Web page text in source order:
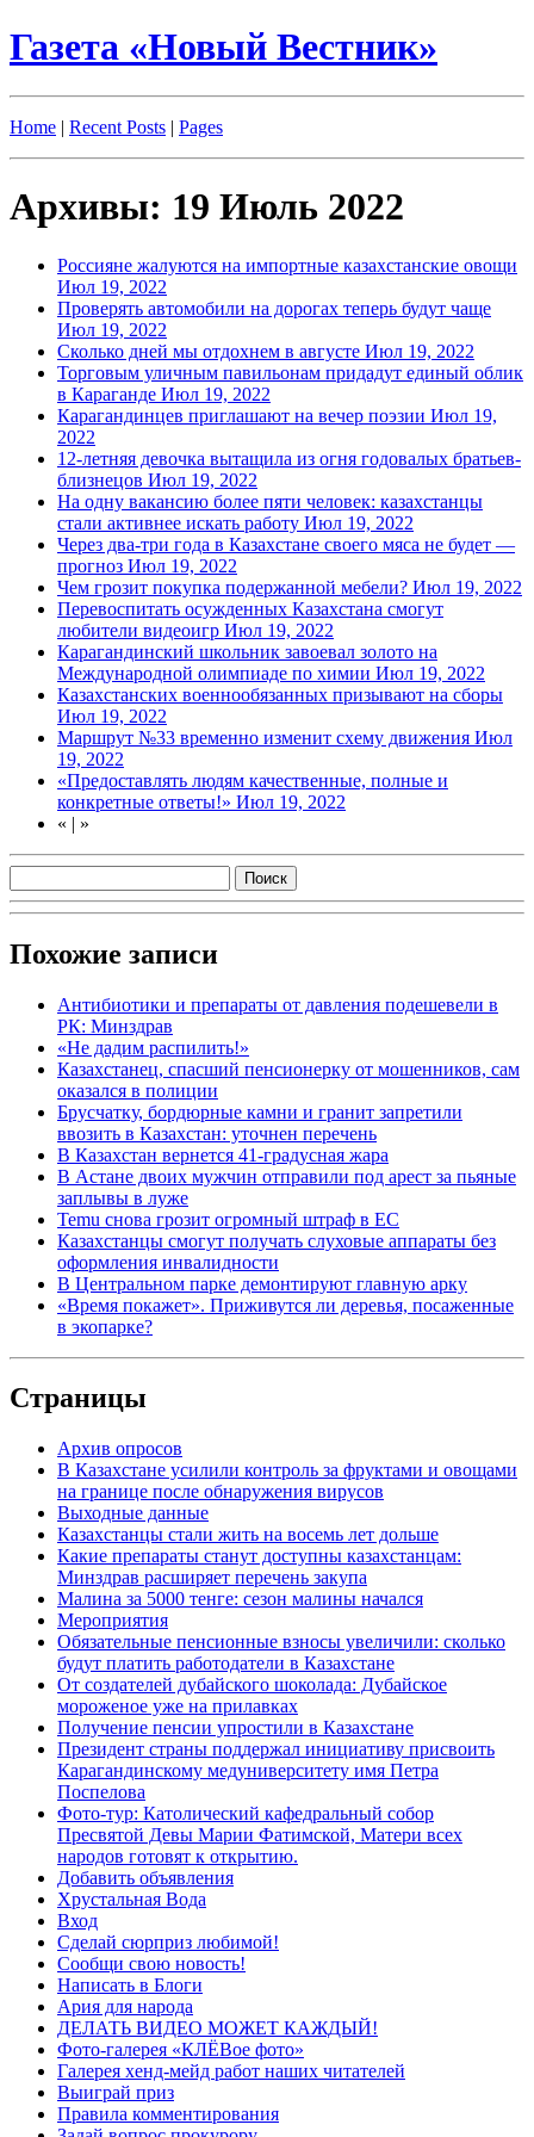
Газета «Новый Вестник»
Home | Recent Posts | Pages
Архивы: 19 Июль 2022
Россияне жалуются на импортные казахстанские овощи
Июл 19, 2022
Проверять автомобили на дорогах теперь будут чаще
Июл 19, 2022
Сколько дней мы отдохнем в августе Июл 19, 2022
Торговым уличным павильонам придадут единый облик
в Караганде Июл 19, 2022
Карагандинцев приглашают на вечер поэзии Июл 19,
2022
12-летняя девочка вытащила из огня годовалых братьев-
близнецов Июл 19, 2022
На одну вакансию более пяти человек: казахстанцы
стали активнее искать работу Июл 19, 2022
Через два-три года в Казахстане своего мяса не будет —
прогноз Июл 19, 2022
Чем грозит покупка подержанной мебели? Июл 19, 2022
Перевоспитать осужденных Казахстана смогут
любители видеоигр Июл 19, 2022
Карагандинский школьник завоевал золото на
Международной олимпиаде по химии Июл 19, 2022
Казахстанских военнообязанных призывают на сборы
Июл 19, 2022
Маршрут №33 временно изменит схему движения Июл
19, 2022
«Предоставлять людям качественные, полные и
конкретные ответы!» Июл 19, 2022
« | »
Похожие записи
Антибиотики и препараты от давления подешевели в
РК: Минздрав
«Не дадим распилить!»
Казахстанец, спасший пенсионерку от мошенников, сам
оказался в полиции
Брусчатку, бордюрные камни и гранит запретили
ввозить в Казахстан: уточнен перечень
В Казахстан вернется 41-градусная жара
В Астане двоих мужчин отправили под арест за пьяные
заплывы в луже
Temu снова грозит огромный штраф в ЕС
Казахстанцы смогут получать слуховые аппараты без
оформления инвалидности
В Центральном парке демонтируют главную арку
«Время покажет». Приживутся ли деревья, посаженные
в экопарке?
Страницы
Архив опросов
В Казахстане усилили контроль за фруктами и овощами
на границе после обнаружения вирусов
Выходные данные
Казахстанцы стали жить на восемь лет дольше
Какие препараты станут доступны казахстанцам:
Минздрав расширяет перечень закупа
Малина за 5000 тенге: сезон малины начался
Мероприятия
Обязательные пенсионные взносы увеличили: сколько
будут платить работодатели в Казахстане
От создателей дубайского шоколада: Дубайское
мороженое уже на прилавках
Получение пенсии упростили в Казахстане
Президент страны поддержал инициативу присвоить
Карагандинскому медуниверситету имя Петра
Поспелова
Фото-тур: Католический кафедральный собор
Пресвятой Девы Марии Фатимской, Матери всех
народов готовят к открытию.
Добавить объявления
Хрустальная Вода
Вход
Сделай сюрприз любимой!
Сообщи свою новость!
Написать в Блоги
Ария для народа
ДЕЛАТЬ ВИДЕО МОЖЕТ КАЖДЫЙ!
Фото-галерея «КЛЁВое фото»
Галерея хенд-мейд работ наших читателей
Выиграй приз
Правила комментирования